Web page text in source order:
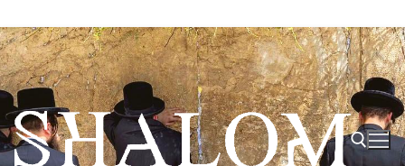
Hyppää
sisältöön